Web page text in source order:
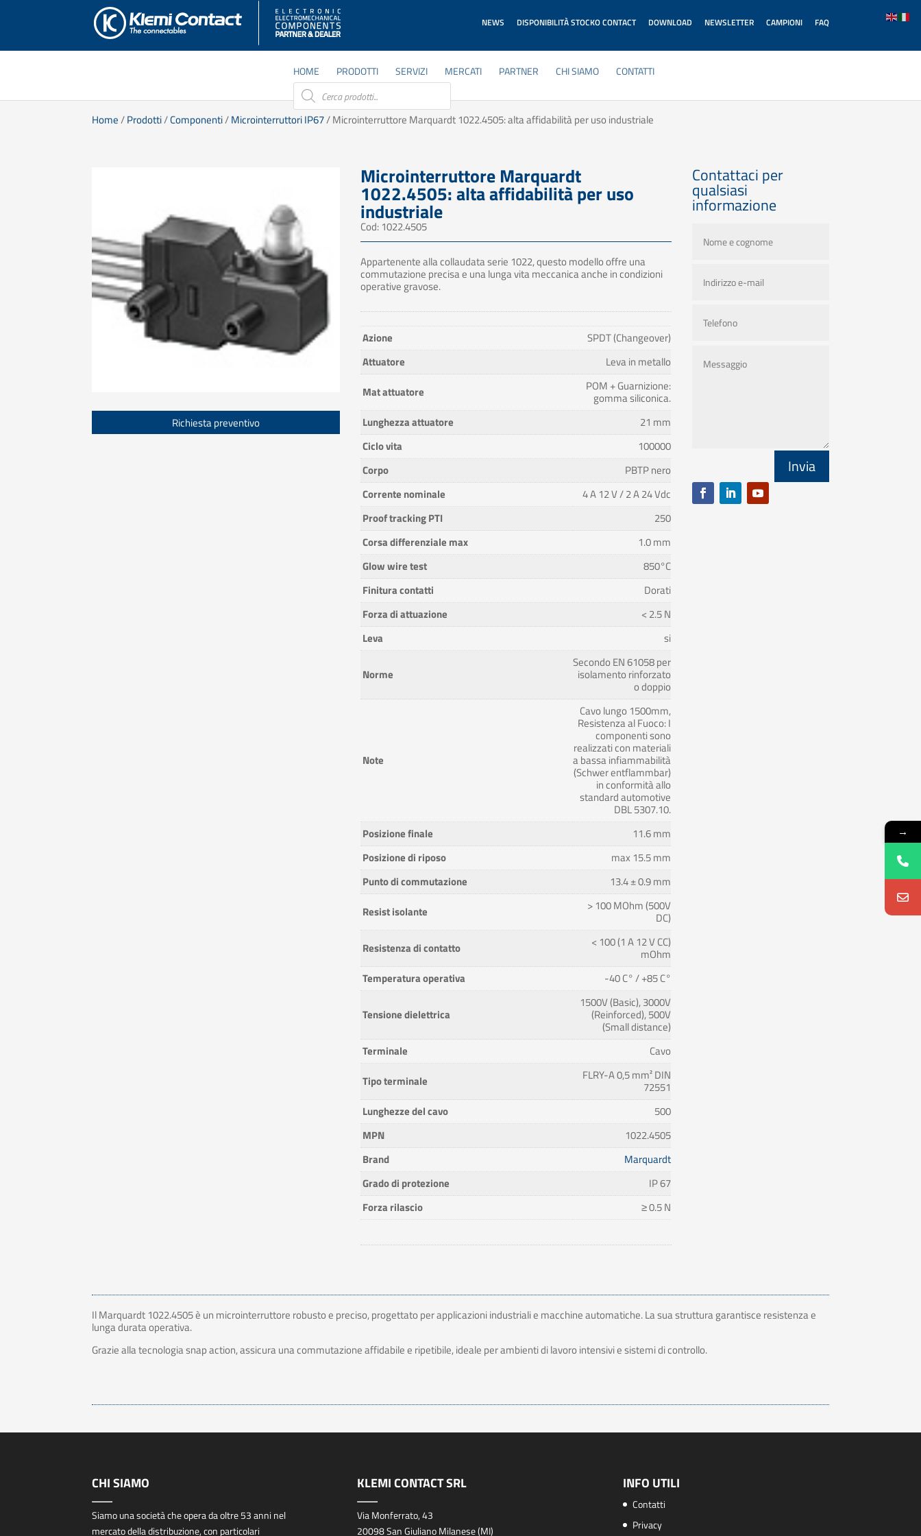
NEWS DISPONIBILITÀ STOCKO CONTACT DOWNLOAD NEWSLETTER CAMPIONI FAQ
HOME PRODOTTI SERVIZI MERCATI PARTNER CHI SIAMO
CONTATTI
Products
search
Home/Prodotti/Componenti/Microinterruttori IP67/ Microinterruttore Marquardt 1022.4505: alta affidabilità per uso industriale
Richiesta preventivo
Microinterruttore Marquardt
1022.4505: alta affidabilità per uso
industriale
Cod: 1022.4505
Appartenente alla collaudata serie 1022, questo modello offre una
commutazione precisa e una lunga vita meccanica anche in condizioni
operative gravose.
Azione
SPDT (Changeover)
Attuatore
Leva in metallo
Mat attuatore
POM + Guarnizione:
gomma siliconica.
Lunghezza attuatore
21 mm
Ciclo vita
100000
Corpo
PBTP nero
Corrente nominale
4 A 12 V / 2 A 24 Vdc
Proof tracking PTI
250
Corsa differenziale max
1.0 mm
Glow wire test
850°C
Finitura contatti
Dorati
Forza di attuazione
< 2.5 N
Leva
si
Norme
Secondo EN 61058 per
isolamento rinforzato
o doppio
Note
Cavo lungo 1500mm,
Resistenza al Fuoco: I
componenti sono
realizzati con materiali
a bassa infiammabilità
(Schwer entflammbar)
in conformità allo
standard automotive
DBL 5307.10.
Posizione finale
11.6 mm
Posizione di riposo
max 15.5 mm
Punto di commutazione
13.4 ± 0.9 mm
Resist isolante
> 100 MOhm (500V
DC)
Resistenza di contatto
< 100 (1 A 12 V CC)
mOhm
Temperatura operativa
-40 C° / +85 C°
Tensione dielettrica
1500V (Basic), 3000V
(Reinforced), 500V
(Small distance)
Terminale
Cavo
Tipo terminale
FLRY-A 0,5 mm² DIN
72551
Lunghezze del cavo
500
MPN
1022.4505
Brand
Marquardt
Grado di protezione
IP 67
Forza rilascio
≥ 0.5 N
Contattaci per
qualsiasi
informazione
Invia
Il Marquardt 1022.4505 è un microinterruttore robusto e preciso, progettato per applicazioni industriali e macchine automatiche. La sua struttura garantisce resistenza e
lunga durata operativa.
Grazie alla tecnologia snap action, assicura una commutazione affidabile e ripetibile, ideale per ambienti di lavoro intensivi e sistemi di controllo.
CHI SIAMO
Siamo una società che opera da oltre 53 anni nel
mercato della distribuzione, con particolari
KLEMI CONTACT SRL
Via Monferrato, 43
20098 San Giuliano Milanese (MI)
INFO UTILI
Contatti
Privacy
→